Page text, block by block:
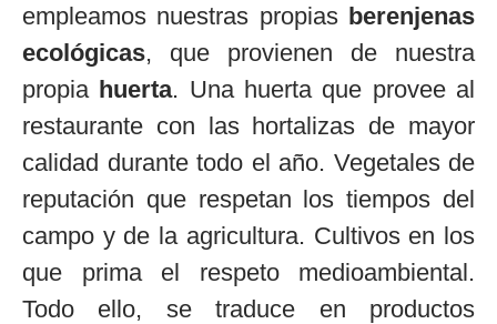
empleamos nuestras propias berenjenas
ecológicas, que provienen de nuestra
propia huerta. Una huerta que provee al
restaurante con las hortalizas de mayor
calidad durante todo el año. Vegetales de
reputación que respetan los tiempos del
campo y de la agricultura. Cultivos en los
que prima el respeto medioambiental.
Todo ello, se traduce en productos